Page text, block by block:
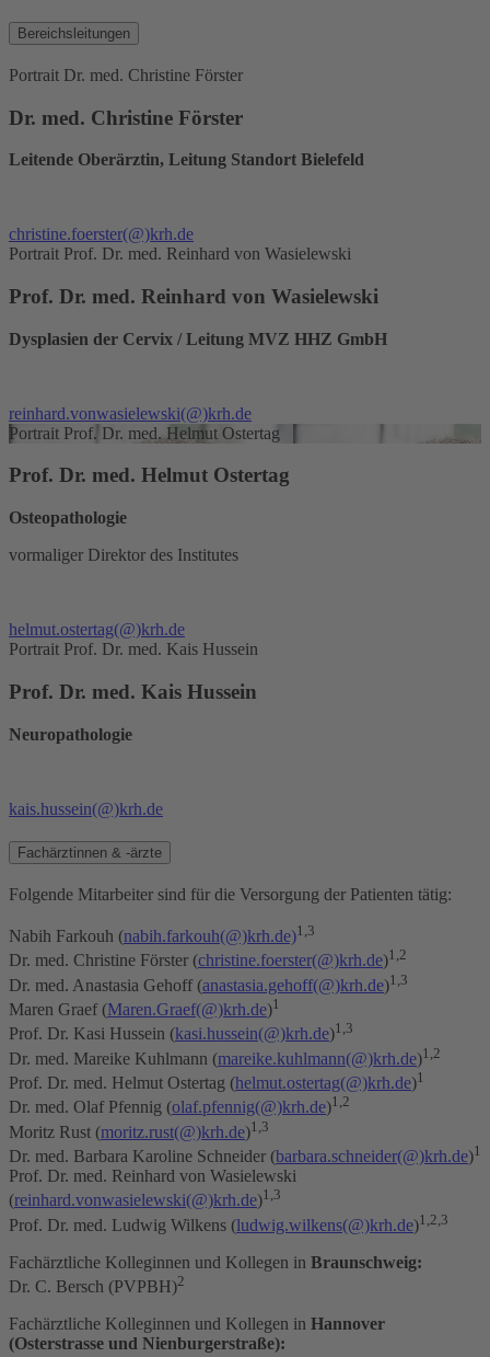
Bereichsleitungen
Portrait Dr. med. Christine Förster
Dr. med. Christine Förster
Leitende Oberärztin, Leitung Standort Bielefeld
christine.foerster(@)krh.de
Portrait Prof. Dr. med. Reinhard von Wasielewski
Prof. Dr. med. Reinhard von Wasielewski
Dysplasien der Cervix / Leitung MVZ HHZ GmbH
reinhard.vonwasielewski(@)krh.de
Portrait Prof. Dr. med. Helmut Ostertag
Prof. Dr. med. Helmut Ostertag
Osteopathologie
vormaliger Direktor des Institutes
helmut.ostertag(@)krh.de
Portrait Prof. Dr. med. Kais Hussein
Prof. Dr. med. Kais Hussein
Neuropathologie
kais.hussein(@)krh.de
Fachärztinnen & -ärzte
Folgende Mitarbeiter sind für die Versorgung der Patienten tätig:
Nabih Farkouh (nabih.farkouh(@)krh.de)1,3
Dr. med. Christine Förster (christine.foerster(@)krh.de)1,2
Dr. med. Anastasia Gehoff (anastasia.gehoff(@)krh.de)1,3
Maren Graef (Maren.Graef(@)krh.de)1
Prof. Dr. Kasi Hussein (kasi.hussein(@)krh.de)1,3
Dr. med. Mareike Kuhlmann (mareike.kuhlmann(@)krh.de)1,2
Prof. Dr. med. Helmut Ostertag (helmut.ostertag(@)krh.de)1
Dr. med. Olaf Pfennig (olaf.pfennig(@)krh.de)1,2
Moritz Rust (moritz.rust(@)krh.de)1,3
Dr. med. Barbara Karoline Schneider (barbara.schneider(@)krh.de)1
Prof. Dr. med. Reinhard von Wasielewski
(reinhard.vonwasielewski(@)krh.de)1,3
Prof. Dr. med. Ludwig Wilkens (ludwig.wilkens(@)krh.de)1,2,3
Fachärztliche Kolleginnen und Kollegen in Braunschweig:
Dr. C. Bersch (PVPBH)2
Fachärztliche Kolleginnen und Kollegen in Hannover
(Osterstrasse und Nienburgerstraße):